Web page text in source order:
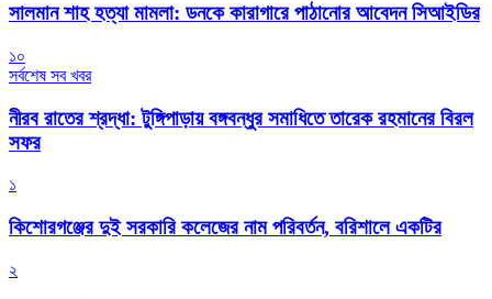
সালমান শাহ হত্যা মামলা: ডনকে কারাগারে পাঠানোর আবেদন সিআইডির
১০
সর্বশেষ সব খবর
নীরব রাতের শ্রদ্ধা: টুঙ্গিপাড়ায় বঙ্গবন্ধুর সমাধিতে তারেক রহমানের বিরল
সফর
১
কিশোরগঞ্জের দুই সরকারি কলেজের নাম পরিবর্তন, বরিশালে একটির
২